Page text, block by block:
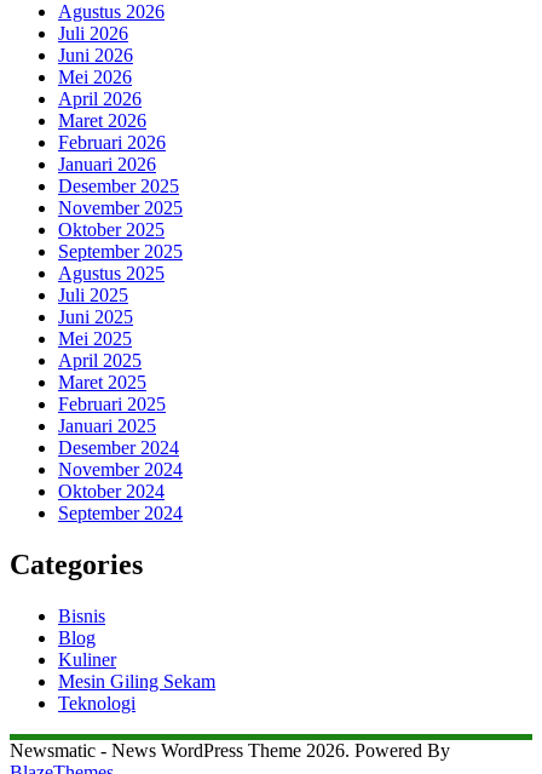
Agustus 2026
Juli 2026
Juni 2026
Mei 2026
April 2026
Maret 2026
Februari 2026
Januari 2026
Desember 2025
November 2025
Oktober 2025
September 2025
Agustus 2025
Juli 2025
Juni 2025
Mei 2025
April 2025
Maret 2025
Februari 2025
Januari 2025
Desember 2024
November 2024
Oktober 2024
September 2024
Categories
Bisnis
Blog
Kuliner
Mesin Giling Sekam
Teknologi
Newsmatic - News WordPress Theme 2026. Powered By